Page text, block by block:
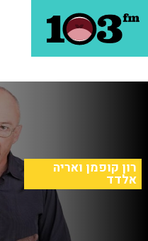
רון קופמן ואריה
אלדד